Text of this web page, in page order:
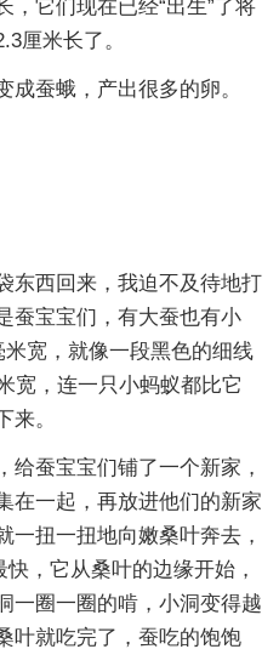
，它们现在已经“出生”了将
厘米长了。
蚕蛾，产出很多的卵。
东西回来，我迫不及待地打
蚕宝宝们，有大蚕也有小
宽，就像一段黑色的细线
宽，连一只小蚂蚁都比它
来。
给蚕宝宝们铺了一个新家，
在一起，再放进他们的新家
一扭一扭地向嫩桑叶奔去，
，它从桑叶的边缘开始，
一圈一圈的啃，小洞变得越
叶就吃完了，蚕吃的饱饱